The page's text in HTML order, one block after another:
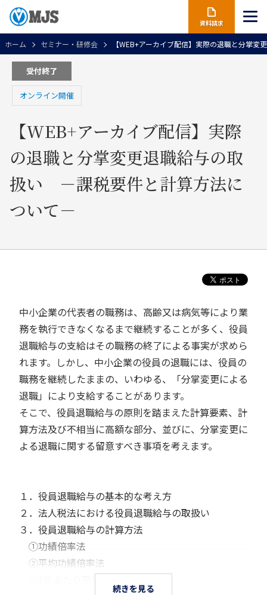
資料請求
ホーム セミナー・研修会 【WEB+アーカイブ配信】実際の退職と分掌
受付終了
オンライン開催
【WEB+アーカイブ配信】実際
の退職と分掌変更退職給与の取
扱い －課税要件と計算方法に
ついて－
中小企業の代表者の職務は、高齢又は病気等により業
務を執行できなくなるまで継続することが多く、役員
退職給与の支給はその職務の終了による事実が求めら
れます。しかし、中小企業の役員の退職には、役員の
職務を継続したままの、いわゆる、「分掌変更による
退職」により支給することがあります。
そこで、役員退職給与の原則を踏まえた計算要素、計
算方法及び不相当に高額な部分、並びに、分掌変更に
よる退職に関する留意すべき事項を考えます。
１．役員退職給与の基本的な考え方
２．法人税法における役員退職給与の取扱い
３．役員退職給与の計算方法
①功績倍率法
②平均功績倍率法
続きを見る